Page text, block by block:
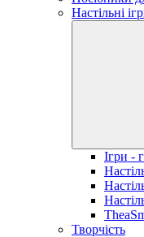
Настільні
Ігри -
Творчість